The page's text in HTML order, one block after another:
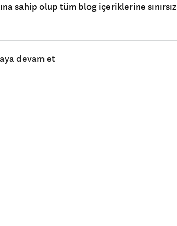
sahip olup tüm blog içeriklerine sınırsız
devam et